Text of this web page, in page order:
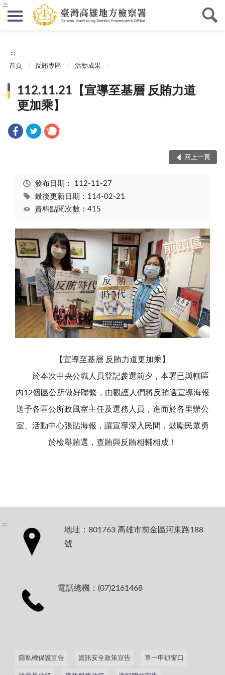
:::
:::
首頁 反賄專區 活動成果
112.11.21【宣導至基層 反賄力道
更加乘】
回上一頁
發布日期： 112-11-27
最後更新日期：114-02-21
資料點閱次數：415
【宣導至基層 反賄力道更加乘】
於本次中央公職人員登記參選前夕，本署已與轄區
內12個區公所做好聯繫，由觀護人們將反賄選宣導海報
送予各區公所政風室主任及選務人員，進而於各里辦公
室、活動中心張貼海報，讓宣導深入民間，鼓勵民眾勇
於檢舉賄選，查賄與反賄相輔相成！
:::
地址：801763 高雄市前金區河東路188
號
電話總機：(07)2161468
隱私權保護宣告 資訊安全政策宣告 單一申辦窗口